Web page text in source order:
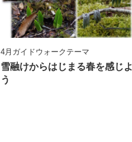
4月ガイドウォークテーマ
雪融けからはじまる春を感じよ
う